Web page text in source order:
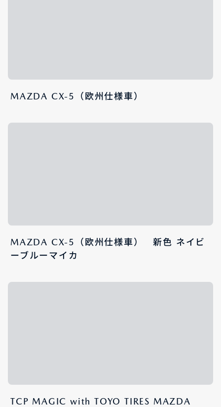
MAZDA CX-5（欧州仕様車）
MAZDA CX-5（欧州仕様車） 新色 ネイビ
ーブルーマイカ
TCP MAGIC with TOYO TIRES MAZDA